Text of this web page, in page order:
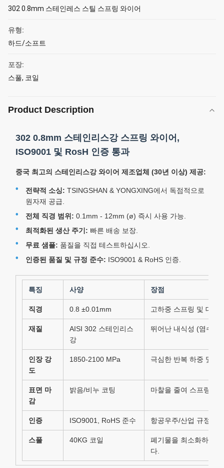
302 0.8mm 스테인레스 스틸 스프링 와이어
유형:
하드/소프트
포장:
스풀, 코일
Product Description
302 0.8mm 스테인리스강 스프링 와이어,
ISO9001 및 RosH 인증 통과
중국 최고의 스테인리스강 와이어 제조업체 (30년 이상) 제공:
전략적 소싱: TSINGSHAN & YONGXING에서 독점적으로
원자재 공급.
전체 직경 범위: 0.1mm - 12mm (ø) 즉시 사용 가능.
최적화된 생산 주기: 빠른 배송 보장.
무료 샘플: 품질을 직접 테스트하십시오.
인증된 품질 및 규정 준수: ISO9001 & RoHS 인증.
특징 사양 장점
직경 0.8 ±0.01mm 고하중 스프링 및 대규
재질
AISI 302 스테인리스
강
뛰어난 내식성 (염수/
인장 강
도
1850-2100 MPa 극심한 반복 하중 및
표면 마
감
밝음/비누 코팅 마찰을 줄여 스프링 수
인증 ISO9001, RoHS 준수 항공우주/산업 규정 준
스풀 40KG 코일
폐기물을 최소화하고
다.